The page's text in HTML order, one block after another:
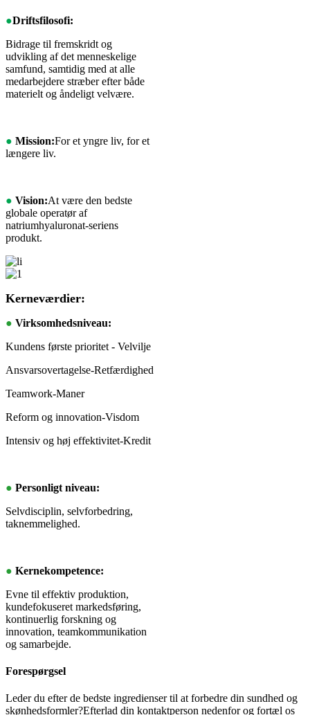
●Driftsfilosofi:
Bidrage til fremskridt og
udvikling af det menneskelige
samfund, samtidig med at alle
medarbejdere stræber efter både
materielt og åndeligt velvære.
● Mission:For et yngre liv, for et
længere liv.
● Vision:At være den bedste
globale operatør af
natriumhyaluronat-seriens
produkt.
Kerneværdier:
● Virksomhedsniveau:
Kundens første prioritet - Velvilje
Ansvarsovertagelse-Retfærdighed
Teamwork-Maner
Reform og innovation-Visdom
Intensiv og høj effektivitet-Kredit
● Personligt niveau:
Selvdisciplin, selvforbedring,
taknemmelighed.
● Kernekompetence:
Evne til effektiv produktion,
kundefokuseret markedsføring,
kontinuerlig forskning og
innovation, teamkommunikation
og samarbejde.
Forespørgsel
Leder du efter de bedste ingredienser til at forbedre din sundhed og
skønhedsformler?Efterlad din kontaktperson nedenfor og fortæl os